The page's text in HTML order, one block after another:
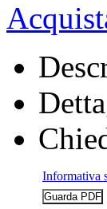
Informativa